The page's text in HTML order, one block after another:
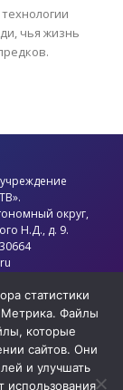
чья жизнь
округ,
Н.Д., д. 9.
статистики
Файлы
которые
сайтов. Они
и улучшать
использования